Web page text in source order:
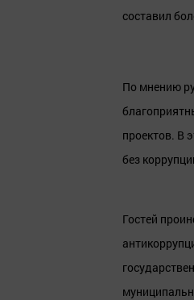
составил
По мнению
проектов. В
без
Гостей